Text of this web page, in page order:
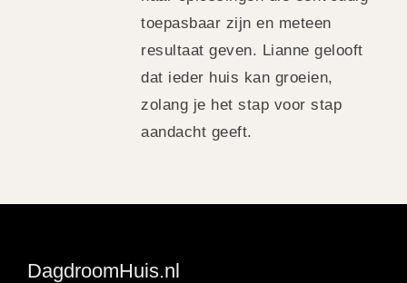
toepasbaar zijn en meteen
resultaat geven. Lianne gelooft
dat ieder huis kan groeien,
zolang je het stap voor stap
aandacht geeft.
DagdroomHuis.nl